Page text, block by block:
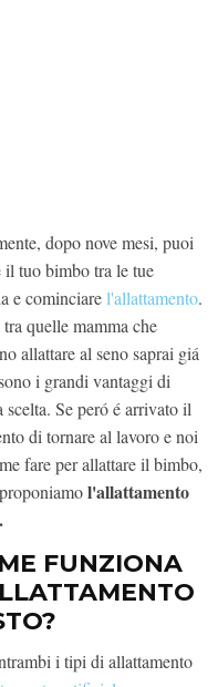
dopo nove mesi, puoi
il tuo bimbo tra le tue
e cominciarel'allattamento.
tra quelle mamma che
allattare al seno saprai giá
i grandi vantaggi di
scelta. Se peró é arrivato il
di tornare al lavoro e noi
fare per allattare il bimbo,
l'allattamento
FUNZIONA
i tipi di allattamento